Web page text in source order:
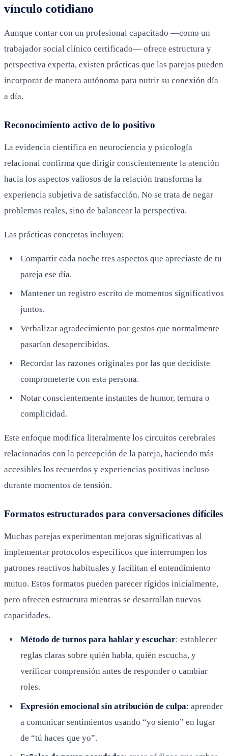
vínculo cotidiano
Aunque contar con un profesional capacitado —como un
trabajador social clínico certificado— ofrece estructura y
perspectiva experta, existen prácticas que las parejas pueden
incorporar de manera autónoma para nutrir su conexión día
a día.
Reconocimiento activo de lo positivo
La evidencia científica en neurociencia y psicología
relacional confirma que dirigir conscientemente la atención
hacia los aspectos valiosos de la relación transforma la
experiencia subjetiva de satisfacción. No se trata de negar
problemas reales, sino de balancear la perspectiva.
Las prácticas concretas incluyen:
Compartir cada noche tres aspectos que apreciaste de tu
pareja ese día.
Mantener un registro escrito de momentos significativos
juntos.
Verbalizar agradecimiento por gestos que normalmente
pasarían desapercibidos.
Recordar las razones originales por las que decidiste
comprometerte con esta persona.
Notar conscientemente instantes de humor, ternura o
complicidad.
Este enfoque modifica literalmente los circuitos cerebrales
relacionados con la percepción de la pareja, haciendo más
accesibles los recuerdos y experiencias positivas incluso
durante momentos de tensión.
Formatos estructurados para conversaciones difíciles
Muchas parejas experimentan mejoras significativas al
implementar protocolos específicos que interrumpen los
patrones reactivos habituales y facilitan el entendimiento
mutuo. Estos formatos pueden parecer rígidos inicialmente,
pero ofrecen estructura mientras se desarrollan nuevas
capacidades.
Método de turnos para hablar y escuchar: establecer
reglas claras sobre quién habla, quién escucha, y
verificar comprensión antes de responder o cambiar
roles.
Expresión emocional sin atribución de culpa: aprender
a comunicar sentimientos usando “yo siento” en lugar
de “tú haces que yo”.